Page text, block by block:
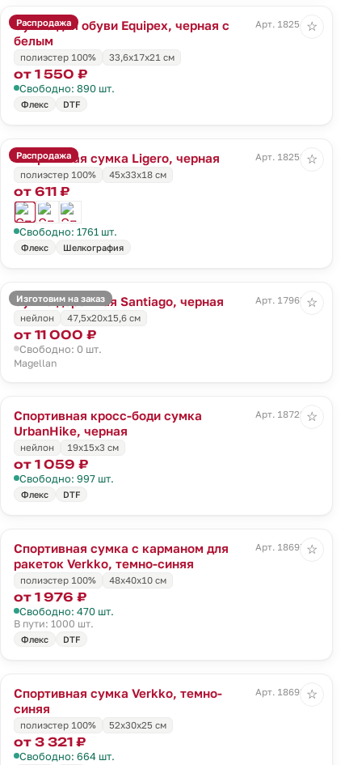
Распродажа
Сумка для обуви Equipex, черная с
белым
Арт. 18254.30
полиэстер 100% 33,6x17x21 см
от 1 550 ₽
Свободно: 890 шт.
Флекс DTF
☆
Распродажа
Спортивная сумка Ligero, черная
Арт. 18258.30
полиэстер 100%
45х33х18 см
от 611 ₽
Свободно: 1761 шт.
Флекс Шелкография
☆
Изготовим на заказ
Сумка дорожная Santiago, черная
Арт. 17963.30
нейлон
47,5х20x15,6 см
от 11 000 ₽
Свободно: 0 шт.
Magellan
☆
Спортивная кросс-боди сумка
UrbanHike, черная
Арт. 18722.30
нейлон 19х15x3 см
от 1 059 ₽
Свободно: 997 шт.
Флекс DTF
☆
Спортивная сумка с карманом для
ракеток Verkko, темно-синяя
Арт. 18697.43
полиэстер 100% 48х40х10 см
от 1 976 ₽
Свободно: 470 шт.
В пути: 1000 шт.
Флекс DTF
☆
Спортивная сумка Verkko, темно-
синяя
Арт. 18698.43
полиэстер 100% 52х30х25 см
от 3 321 ₽
Свободно: 664 шт.
☆